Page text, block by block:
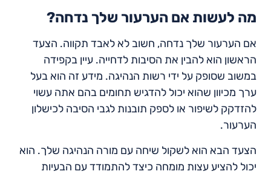
מה לעשות אם הערעור שלך נדחה?
אם הערעור שלך נדחה, חשוב לא לאבד תקווה. הצעד
הראשון הוא להבין את הסיבות לדחייה. עיין בקפידה
במשוב שסופק על ידי רשות הנהיגה. מידע זה הוא בעל
ערך מכיוון שהוא יכול להדגיש תחומים בהם אתה עשוי
להזדקק לשיפור או לספק תובנות לגבי הסיבה לכישלון
הערעור.
הצעד הבא הוא לשקול שיחה עם מורה הנהיגה שלך. הוא
יכול להציע עצות מומחה כיצד להתמודד עם הבעיות